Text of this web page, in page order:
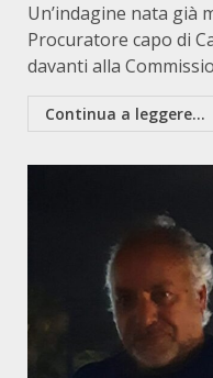
Un’indagine nata già
Procuratore capo di
davanti alla
Continua a leggere...